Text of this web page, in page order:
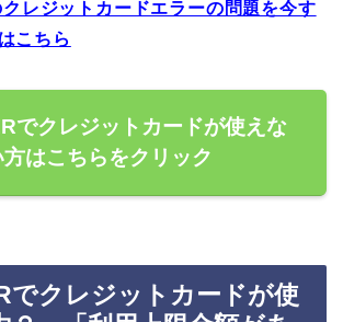
レジットカードエラーの問題を今す
こちら
でクレジットカードが使えな
方はこちらをクリック
でクレジットカードが使